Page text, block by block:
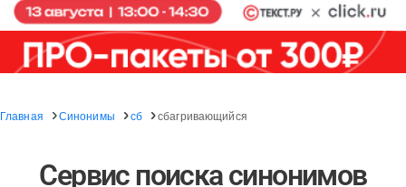
Главная Синонимы сб сбагривающийся
Сервис поиска синонимов